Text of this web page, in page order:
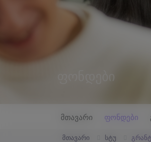
მთავარი ფონდები
მთავარი სტუ